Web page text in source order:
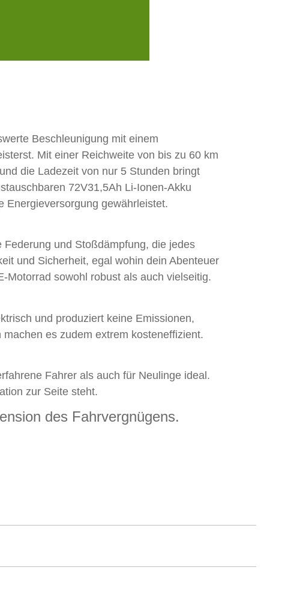
Beschleunigung mit einem
Mit einer Reichweite von bis zu 60 km
die Ladezeit von nur 5 Stunden bringt
72V31,5Ah Li-Ionen-Akku
Energieversorgung gewährleistet.
und Stoßdämpfung, die jedes
und Sicherheit, egal wohin dein Abenteuer
Motorrad sowohl robust als auch vielseitig.
und produziert keine Emissionen,
es zudem extrem kosteneffizient.
Fahrer als auch für Neulinge ideal.
zur Seite steht.
des Fahrvergnügens.